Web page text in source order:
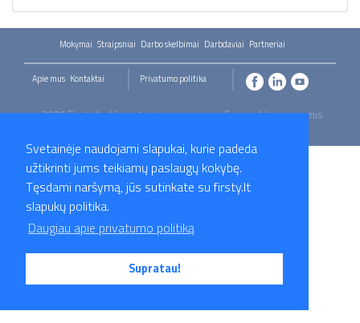
Svetainėje naudojami slapukai, kurie padeda
užtikrinti jums teikiamų paslaugų kokybę.
Tęsdami naršymą, jūs sutinkate su firsty.lt
slapukų politika.
Daugiau apie privatumo politiką
Supratau!
Mokymai Straipsniai Darbo skelbimai Darbdaviai Partneriai
Apie mus Kontaktai Privatumo politika
2026 Firsty.lt - Visos teisės saugomos. Susisiekite su mumis